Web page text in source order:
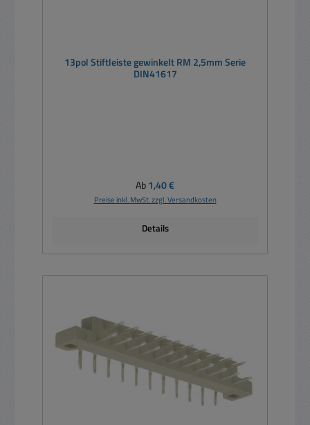
13pol Stiftleiste gewinkelt RM 2,5mm Serie
DIN41617
Regulärer Preis:
Ab1,40 €
Preise inkl. MwSt. zzgl. Versandkosten
Details